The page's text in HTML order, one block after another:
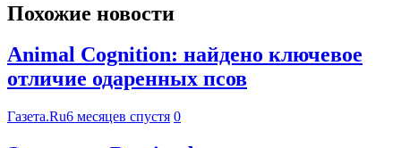
Похожие новости
Animal Cognition: найдено ключевое
отличие одаренных псов
Газета.Ru6 месяцев спустя 0